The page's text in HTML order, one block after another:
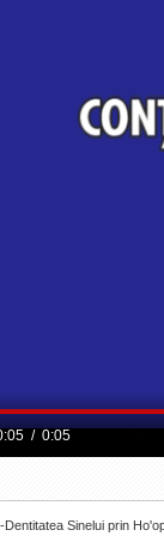
/ Duration
0:05
Dentitatea Sinelui prin